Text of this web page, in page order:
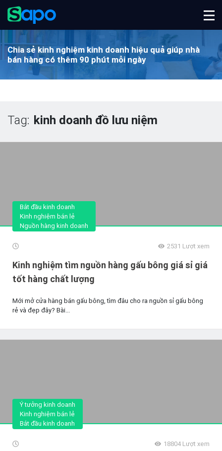
Chia sẻ kinh nghiệm kinh doanh hiệu quảgiúp nhà
bán hàng có thêm 90 phút mỗi ngày
Tag: kinh doanh đồ lưu niệm
Bắt đầu kinh doanh
Kinh nghiệm bán lẻ
Nguồn hàng kinh doanh
2531 Lượt xem
Kinh nghiệm tìm nguồn hàng gấu bông giá sỉ giá
tốt hàng chất lượng
Mới mở cửa hàng bán gấu bông, tìm đâu cho ra nguồn sỉ gấu bông
rẻ và đẹp đây? Bài...
Ý tưởng kinh doanh
Kinh nghiệm bán lẻ
Bắt đầu kinh doanh
18804Lượt xem